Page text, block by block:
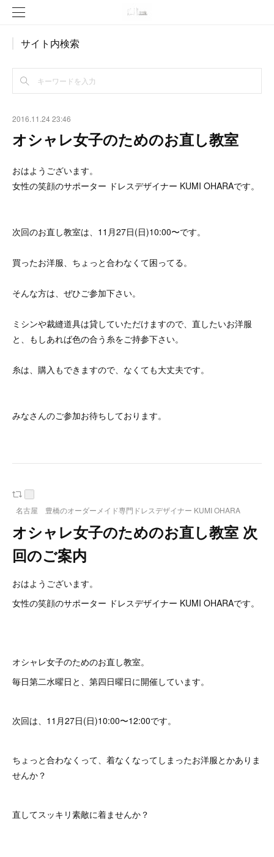
サイト内検索
2016.11.24 23:46
オシャレ女子のためのお直し教室
おはようございます。
女性の笑顔のサポーター ドレスデザイナー KUMI OHARAです。
次回のお直し教室は、11月27日(日)10:00〜です。
買ったお洋服、ちょっと合わなくて困ってる。
そんな方は、ぜひご参加下さい。
ミシンや裁縫道具は貸していただけますので、直したいお洋服
と、もしあれば色の合う糸をご持参下さい。
糸は、購入もできますので、なくても大丈夫です。
みなさんのご参加お待ちしております。
名古屋 豊橋のオーダーメイド専門ドレスデザイナー KUMI OHARA
オシャレ女子のためのお直し教室 次
回のご案内
おはようございます。
女性の笑顔のサポーター ドレスデザイナー KUMI OHARAです。
オシャレ女子のためのお直し教室。
毎日第二水曜日と、第四日曜日に開催しています。
次回は、11月27日(日)10:00〜12:00です。
ちょっと合わなくって、着なくなってしまったお洋服とかありま
せんか？
直してスッキリ素敵に着ませんか？